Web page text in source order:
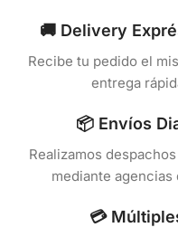
🚚 Delivery
Recibe tu pedido el
entrega
📦 Envíos
Realizamos
mediante
💳